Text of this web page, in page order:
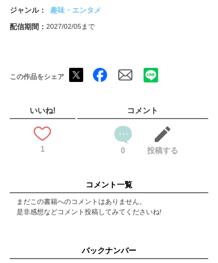
インタビュー 古井丈大四段
懸賞次の一手
特選自戦記 長谷部浩平六段
ヒューリック杯第97期棋聖戦五番勝負第３局
大成建設杯第８期清麗戦五番勝負第１局
Chapter2 好局鑑賞
教えて！キムラ先生
プロが教える力戦対処法
広告（マイナビ出版）
第39期竜王戦
ヒューリック杯白玲戦・女流順位戦の動き
注目棋戦の動き
ホンマにやさしい３手５手詰
ジャンル
趣味・エンタメ
配信期間
2027/02/05まで
この作品をシェア
いいね!
1
コメント
0 投稿する
コメント一覧
まだこの書籍へのコメントはありません。
是非感想などコメント投稿してみてくださいね!
バックナンバー